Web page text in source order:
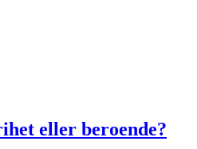
eller beroende?